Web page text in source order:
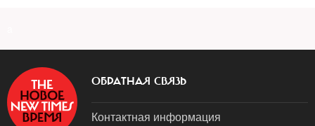
ОБРАТНАЯ СВЯЗЬ
Контактная информация